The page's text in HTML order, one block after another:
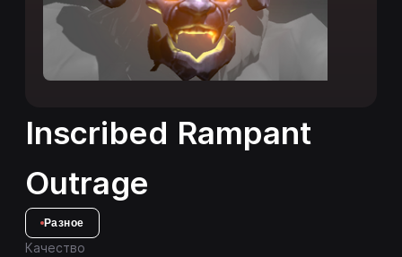
Inscribed Rampant
Outrage
Разное
Качество